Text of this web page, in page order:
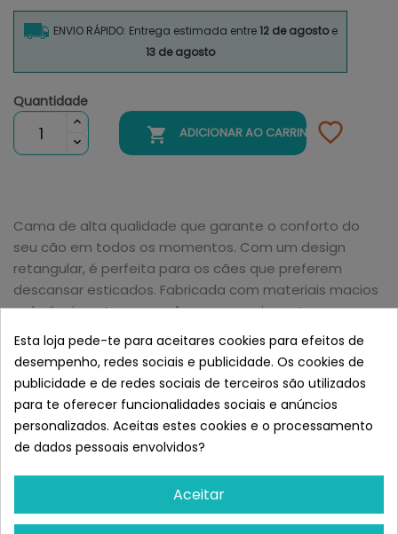
ENVIO RÁPIDO: Entrega estimada entre12 de agostoe
13 de agosto
Quantidade
 ADICIONAR AO CARRINHO
Cama de alta qualidade que garante o conforto do
seu cão em todos os momentos. Com um design
retangular, é perfeita para os cães que preferem
descansar esticados. Fabricada com materiais macios
e duráveis, esta cama oferece o apoio certo para o
descanso e a descontração do seu animal de
estimação. A sua estrutura é fácil de limpar, mantendo
sempre um ambiente higiénico para o seu cão. Ideal
para cães de diferentes tamanhos, é uma escolha
cómoda e funcional para qualquer casa.
Semelhante a Gloria Cama Ametz
Aguamarina
Esta loja pede-te para aceitares cookies para efeitos de
desempenho, redes sociais e publicidade. Os cookies de
publicidade e de redes sociais de terceiros são utilizados
para te oferecer funcionalidades sociais e anúncios
personalizados. Aceitas estes cookies e o processamento
de dados pessoais envolvidos?
Aceitar